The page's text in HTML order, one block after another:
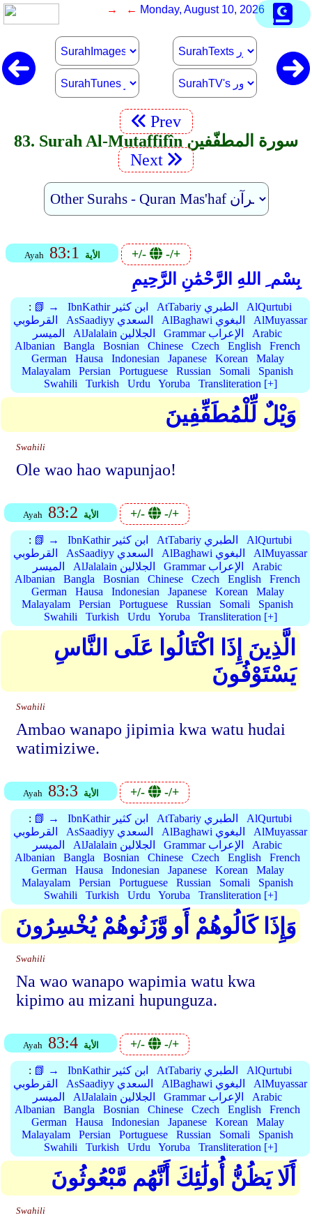
→ ← Monday, August 10, 2026
Prev
83. Surah Al-Mutaffifîn سورة المطفّفين
Next
Ayah 83:1 الأية +/- -/+
بِسْم ِ اللهِ الرَّحْمَٰنِ الرَّحِيمِ
: 📗 → IbnKathir ابن كثير AtTabariy الطبري
AlQurtubi
القرطوبي
AsSaadiyy السعدي AlBaghawi البغوي
AlMuyassar
الميسر
AlJalalain الجلالين Grammar الإعراب
Arabic
Albanian
Bangla Bosnian Chinese Czech English
French
German
Hausa Indonesian Japanese Korean
Malay
Malayalam
Persian Portuguese Russian Somali
Spanish
Swahili
Turkish Urdu Yoruba Transliteration [+]
وَيْلٌ لِّلْمُطَفِّفِينَ
Swahili
Ole wao hao wapunjao!
Ayah 83:2 الأية +/- -/+
: 📗 → IbnKathir ابن كثير AtTabariy الطبري
AlQurtubi
القرطوبي
AsSaadiyy السعدي AlBaghawi البغوي
AlMuyassar
الميسر
AlJalalain الجلالين Grammar الإعراب
Arabic
Albanian
Bangla Bosnian Chinese Czech English
French
German
Hausa Indonesian Japanese Korean
Malay
Malayalam
Persian Portuguese Russian Somali
Spanish
Swahili
Turkish Urdu Yoruba Transliteration [+]
الَّذِينَ إِذَا اكْتَالُوا عَلَى النَّاسِ
يَسْتَوْفُونَ
Swahili
Ambao wanapo jipimia kwa watu hudai
watimiziwe.
Ayah 83:3 الأية +/- -/+
: 📗 → IbnKathir ابن كثير AtTabariy الطبري
AlQurtubi
القرطوبي
AsSaadiyy السعدي AlBaghawi البغوي
AlMuyassar
الميسر
AlJalalain الجلالين Grammar الإعراب
Arabic
Albanian
Bangla Bosnian Chinese Czech English
French
German
Hausa Indonesian Japanese Korean
Malay
Malayalam
Persian Portuguese Russian Somali
Spanish
Swahili
Turkish Urdu Yoruba Transliteration [+]
وَإِذَا كَالُوهُمْ أَو وَّزَنُوهُمْ يُخْسِرُونَ
Swahili
Na wao wanapo wapimia watu kwa
kipimo au mizani hupunguza.
Ayah 83:4 الأية +/- -/+
: 📗 → IbnKathir ابن كثير AtTabariy الطبري
AlQurtubi
القرطوبي
AsSaadiyy السعدي AlBaghawi البغوي
AlMuyassar
الميسر
AlJalalain الجلالين Grammar الإعراب
Arabic
Albanian
Bangla Bosnian Chinese Czech English
French
German
Hausa Indonesian Japanese Korean
Malay
Malayalam
Persian Portuguese Russian Somali
Spanish
Swahili
Turkish Urdu Yoruba Transliteration [+]
أَلَا يَظُنُّ أُولَٰئِكَ أَنَّهُم مَّبْعُوثُونَ
Swahili